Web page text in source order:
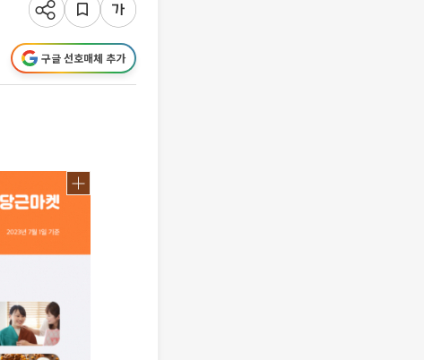
구글 선호매체 추가